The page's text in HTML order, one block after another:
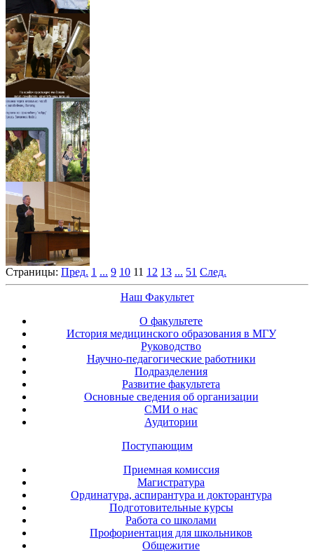
Страницы: Пред. 1 ... 9 10 11 12 13 ... 51 След.
Наш Факультет
О факультете
История медицинского образования в МГУ
Руководство
Научно-педагогические работники
Подразделения
Развитие факультета
Основные сведения об организации
СМИ о нас
Аудитории
Поступающим
Приемная комиссия
Магистратура
Ординатура, аспирантура и докторантура
Подготовительные курсы
Работа со школами
Профориентация для школьников
Общежитие